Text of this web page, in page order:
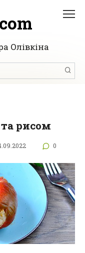
Олівкіна
рисом
0